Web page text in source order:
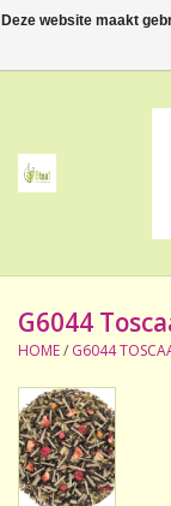
Thee
Accessoires
NIEUW! Verpakte
BeppeDeli en
G6044
HOME/ G6044
Deze website maakt